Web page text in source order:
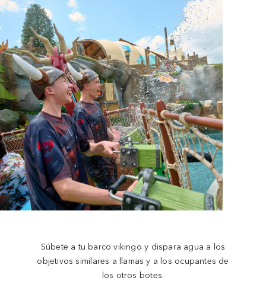
Súbete a tu barco vikingo y dispara agua a los
objetivos similares a llamas y a los ocupantes de
los otros botes.